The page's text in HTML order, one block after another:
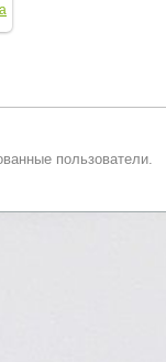
пользователи.